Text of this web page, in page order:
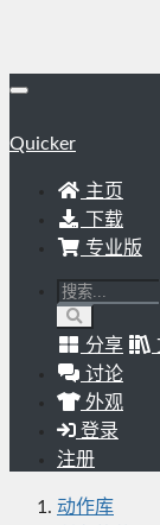
Quicker
主页
下载
专业版
分享
讨论
外观
登录
注册
动作库